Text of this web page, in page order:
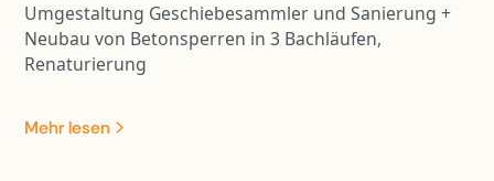
Umgestaltung Geschiebesammler und Sanierung +
Neubau von Betonsperren in 3 Bachläufen,
Renaturierung
Mehr lesen